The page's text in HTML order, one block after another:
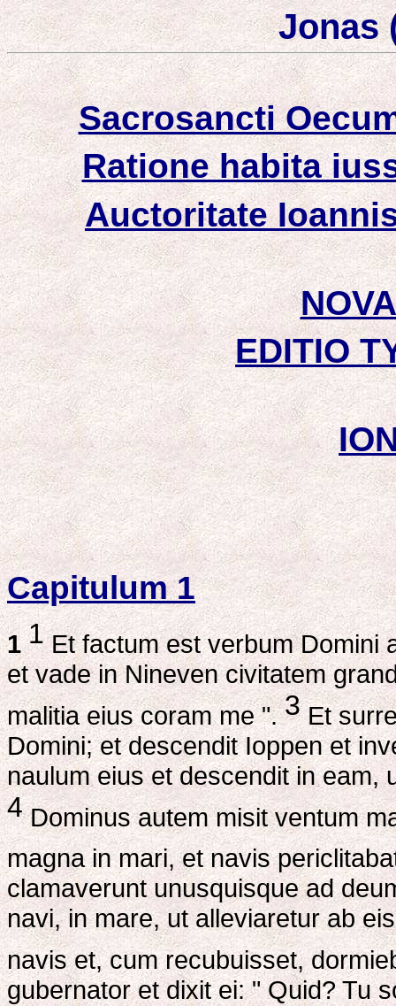
Jonas
Sacrosancti
Ratione habita
Auctoritate
EDITIO
Capitulum 1
1 1Et factum est verbum Domini
et vade in Nineven civitatem
malitia eius coram me ".3Et
Domini; et descendit Ioppen et
naulum eius et descendit in eam,
4Dominus autem misit ventum
magna in mari, et navis
clamaverunt unusquisque ad
navi, in mare, ut alleviaretur ab
navis et, cum recubuisset,
gubernator et dixit ei: " Quid? Tu